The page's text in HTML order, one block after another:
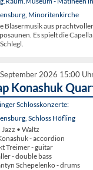
Minoritenkirche
Bläsermusik aus
Es spielt die
2026 15:00
Konashuk
Schlosskonzerte:
Schloss Höfling
Jazz • Waltz
- accordion
Treimer - guitar
- double bass
Schepelenko - drums